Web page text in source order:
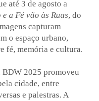
até 3 de agosto a
a Fé vão às Ruas, do
capturam
o espaço urbano,
fé, memória e cultura.
BDW 2025 promoveu
cidade, entre
e palestras. A